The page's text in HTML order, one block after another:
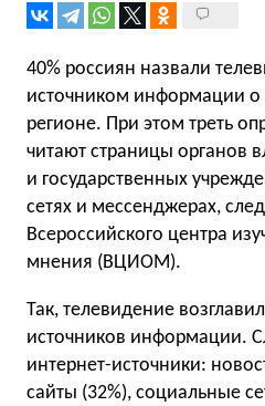
40% россиян назвали
источником информации о
регионе. При этом треть
читают страницы органов
и государственных
сетях и мессенджерах,
Всероссийского центра
мнения (ВЦИОМ).
Так, телевидение
источников информации.
интернет-источники:
сайты (32%), социальные